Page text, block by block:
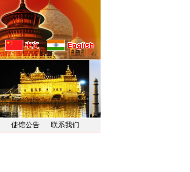
使馆公告 联系我们